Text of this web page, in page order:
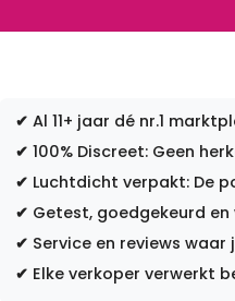
✔ Al 11+ jaar dé nr.1
✔ 100% Discreet: Geen
✔ Luchtdicht verpakt: De
✔ Getest, goedgekeurd
✔ Service en reviews
✔ Elke verkoper verwerkt